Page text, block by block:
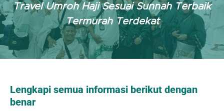
Travel Umroh Haji Sesuai Sunnah Terbaik
Termurah Terdekat
Lengkapi semua informasi berikut dengan
benar